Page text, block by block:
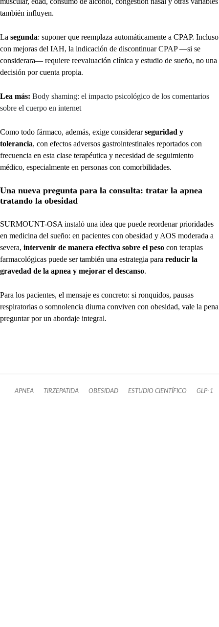
también influyen.
La segunda: suponer que reemplaza automáticamente a CPAP. Incluso
con mejoras del IAH, la indicación de discontinuar CPAP —si se
considerara— requiere reevaluación clínica y estudio de sueño, no una
decisión por cuenta propia.
Lea más: Body shaming: el impacto psicológico de los comentarios
sobre el cuerpo en internet
Como todo fármaco, además, exige considerarseguridad y
tolerancia, con efectos adversos gastrointestinales reportados con
frecuencia en esta clase terapéutica y necesidad de seguimiento
médico, especialmente en personas con comorbilidades.
Una nueva pregunta para la consulta: tratar la apnea
tratando la obesidad
SURMOUNT-OSA instaló una idea que puede reordenar prioridades
en medicina del sueño: en pacientes con obesidad y AOS moderada a
severa, intervenir de manera efectiva sobre el peso con terapias
farmacológicas puede ser también una estrategia para reducir la
gravedad de la apnea y mejorar el descanso.
Para los pacientes, el mensaje es concreto: si ronquidos, pausas
respiratorias o somnolencia diurna conviven con obesidad, vale la pena
preguntar por un abordaje integral.
APNEA TIRZEPATIDA OBESIDAD ESTUDIO CIENTÍFICO GLP-1